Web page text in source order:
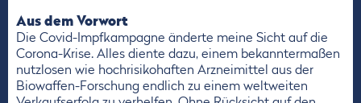
Aus dem Vorwort
Die Covid-Impfkampagne änderte meine Sicht auf die
Corona-Krise. Alles diente dazu, einem bekanntermaßen
nutzlosen wie hochrisikohaften Arzneimittel aus der
Biowaffen-Forschung endlich zu einem weltweiten